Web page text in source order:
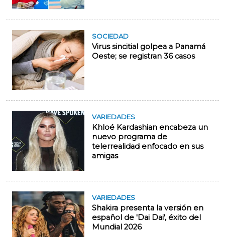
SOCIEDAD
Virus sincitial golpea a Panamá
Oeste; se registran 36 casos
VARIEDADES
Khloé Kardashian encabeza un
nuevo programa de
telerrealidad enfocado en sus
amigas
VARIEDADES
Shakira presenta la versión en
español de 'Dai Dai', éxito del
Mundial 2026